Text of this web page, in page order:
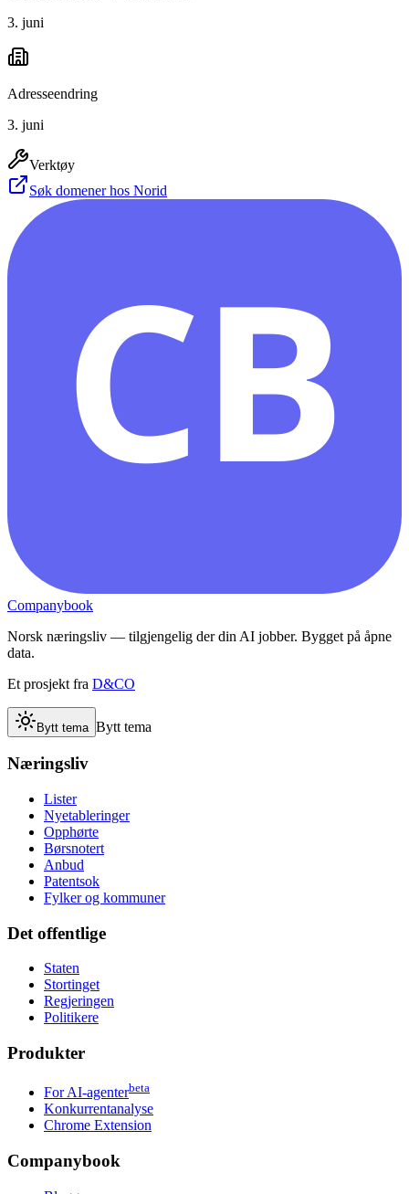
3. juni
Adresseendring
3. juni
Verktøy
Søk domener hos Norid
CB
Companybook
Norsk næringsliv — tilgjengelig der din AI jobber. Bygget på åpne
data.
Et prosjekt fra D&CO
Bytt tema Bytt tema
Næringsliv
Lister
Nyetableringer
Opphørte
Børsnotert
Anbud
Patentsok
Fylker og kommuner
Det offentlige
Staten
Stortinget
Regjeringen
Politikere
Produkter
For AI-agenterbeta
Konkurrentanalyse
Chrome Extension
Companybook